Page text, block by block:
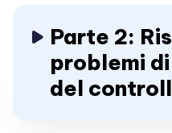
Parte 2:
problemi
del